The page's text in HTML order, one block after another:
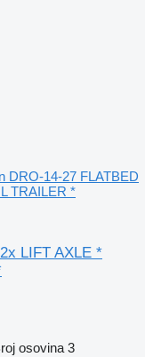
DRO-14-27 FLATBED
TRAILER *
LIFT AXLE *
osovina 3